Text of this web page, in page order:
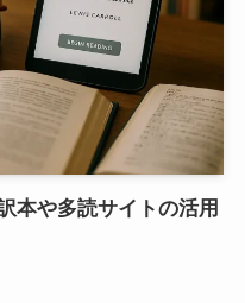
本や多読サイトの活用